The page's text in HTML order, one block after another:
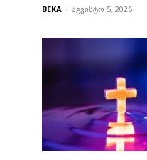
BEKA - აგვისტო 5, 2026